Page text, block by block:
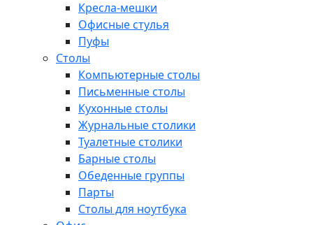
Кресла-мешки
Офисные стулья
Пуфы
Столы
Компьютерные столы
Письменные столы
Кухонные столы
Журнальные столики
Туалетные столики
Барные столы
Обеденные группы
Парты
Столы для ноутбука